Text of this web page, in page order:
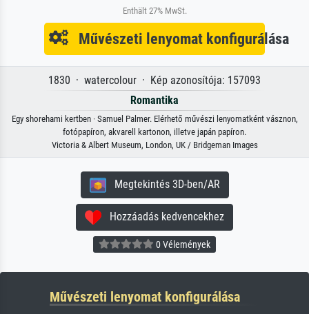
Enthält 27% MwSt.
Művészeti lenyomat konfigurálása
1830 · watercolour · Kép azonosítója: 157093
Romantika
Egy shorehami kertben · Samuel Palmer. Elérhető művészi lenyomatként vásznon,
fotópapíron, akvarell kartonon, illetve japán papíron.
Victoria & Albert Museum, London, UK / Bridgeman Images
Megtekintés 3D-ben/AR
Hozzáadás kedvencekhez
0 Vélemények
Művészeti lenyomat konfigurálása